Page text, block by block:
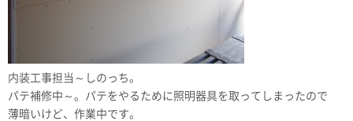
内装工事担当～しのっち。
パテ補修中～。パテをやるために照明器具を取ってしまったので
薄暗いけど、作業中です。